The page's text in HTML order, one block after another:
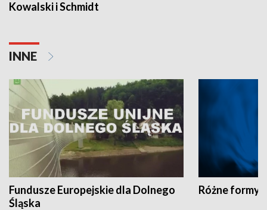
Kowalski i Schmidt
INNE
Fundusze Europejskie dla Dolnego
Śląska
Różne formy